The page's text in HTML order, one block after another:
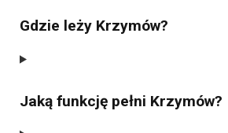
Gdzie leży Krzymów?
Jaką funkcję pełni Krzymów?